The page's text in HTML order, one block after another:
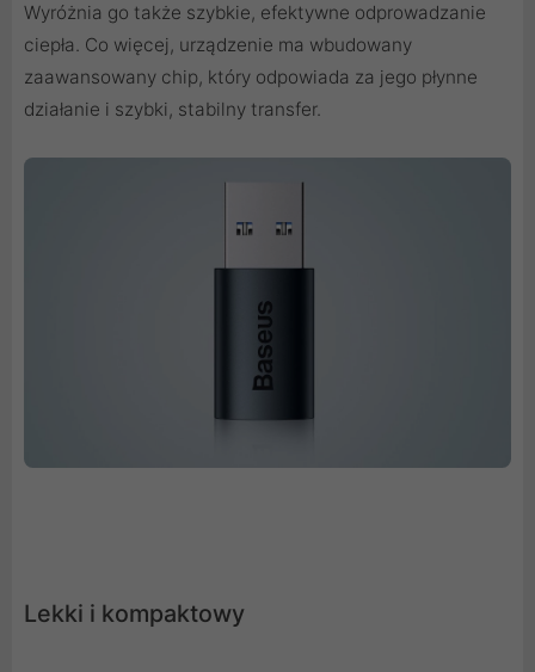
Wyróżnia go także szybkie, efektywne odprowadzanie
ciepła. Co więcej, urządzenie ma wbudowany
zaawansowany chip, który odpowiada za jego płynne
działanie i szybki, stabilny transfer.
Lekki i kompaktowy